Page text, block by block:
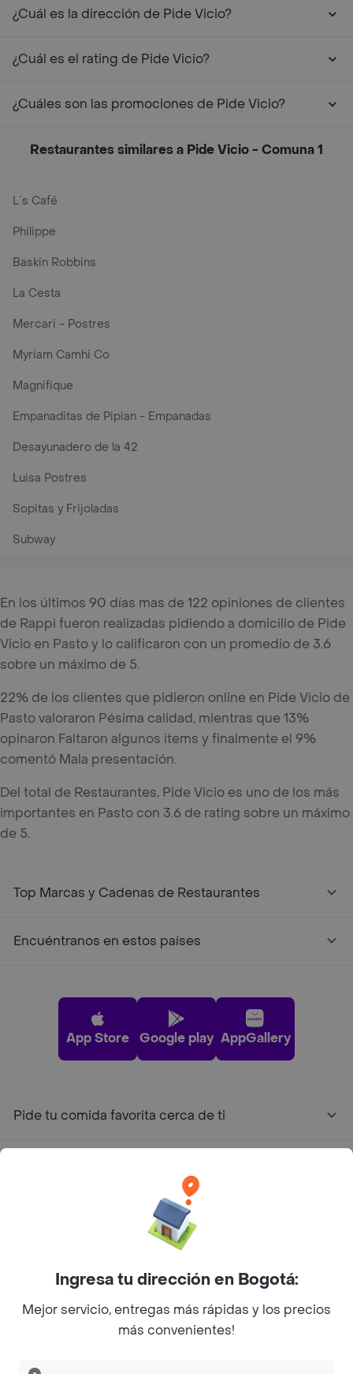
¿Cuál es la dirección de Pide Vicio?
¿Cuál es el rating de Pide Vicio?
¿Cuáles son las promociones de Pide Vicio?
Restaurantes similares a Pide Vicio - Comuna 1
L´s Café
Philippe
Baskin Robbins
La Cesta
Mercari - Postres
Myriam Camhi Co
Magnifique
Empanaditas de Pipian - Empanadas
Desayunadero de la 42
Luisa Postres
Sopitas y Frijoladas
Subway
En los últimos 90 días mas de 122 opiniones de clientes
de Rappi fueron realizadas pidiendo a domicilio de Pide
Vicio en Pasto y lo calificaron con un promedio de 3.6
sobre un máximo de 5.
22% de los clientes que pidieron online en Pide Vicio de
Pasto valoraron Pésima calidad, mientras que 13%
opinaron Faltaron algunos items y finalmente el 9%
comentó Mala presentación.
Del total de Restaurantes, Pide Vicio es uno de los más
importantes en Pasto con 3.6 de rating sobre un máximo
de 5.
Top Marcas y Cadenas de Restaurantes
Encuéntranos en estos países
App Store Google play AppGallery
Pide tu comida favorita cerca de ti
Facebook
Twitter
Instagram
Ingresa tu dirección en Bogotá:
Mejor servicio, entregas más rápidas y los precios
más convenientes!